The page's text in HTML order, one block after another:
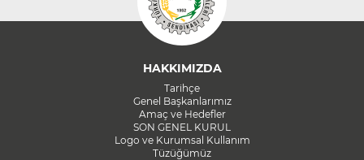
HAKKIMIZDA
Tarihçe
Genel Başkanlarımız
Amaç ve Hedefler
SON GENEL KURUL
Logo ve Kurumsal Kullanım
Tüzüğümüz